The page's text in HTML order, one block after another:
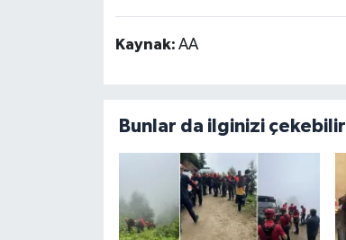
Kaynak: AA
Bunlar da ilginizi çekebilir